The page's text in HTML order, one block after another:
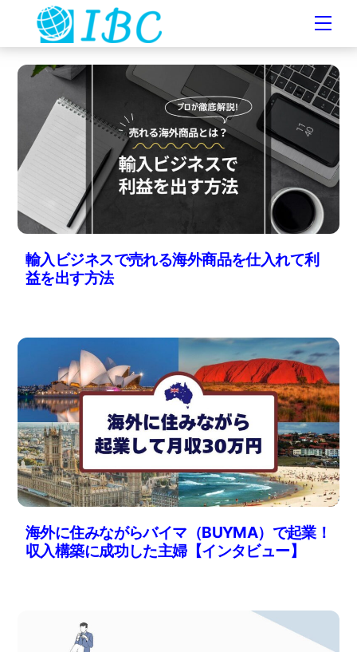
輸入ビジネスで売れる海外商品を仕入れて利
益を出す方法
海外に住みながらバイマ（BUYMA）で起業！
収入構築に成功した主婦【インタビュー】